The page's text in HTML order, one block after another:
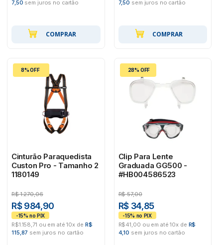
7,50 sem juros no cartão
COMPRAR
7,50 sem juros no cartão
COMPRAR
8% OFF
Cinturão Paraquedista
Custon Pro - Tamanho 2
1180149
R$ 1.270,06
R$ 984,90
R$1.158,71 ou em até 10x de R$
115,87 sem juros no cartão
28% OFF
Clip Para Lente
Graduada GG500 -
#HB004586523
R$ 57,00
R$ 34,85
R$41,00 ou em até 10x de R$
4,10 sem juros no cartão